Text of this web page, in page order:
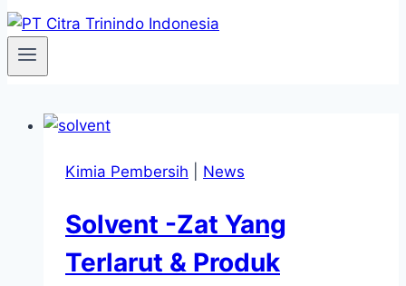
Kimia Pembersih News
Solvent -Zat Yang
Terlarut & Produk